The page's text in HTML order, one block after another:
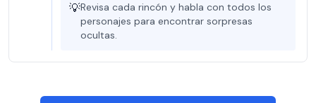
💡Revisa cada rincón y habla con todos los
personajes para encontrar sorpresas
ocultas.